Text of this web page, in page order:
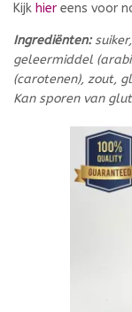
Kijk hier eens voor
Ingrediënten:suiker,
geleermiddel
(carotenen), zout,
Kan sporen van